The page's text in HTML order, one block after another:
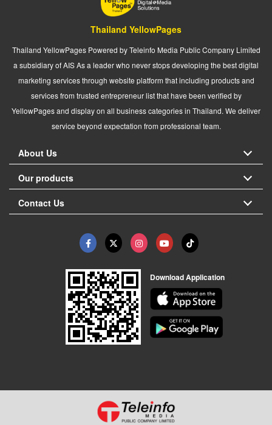
Thailand YellowPages
Thailand YellowPages Powered by Teleinfo Media Public Company Limited
a subsidiary of AIS As a leader who never stops developing the best digital
marketing services through website platform that including products and
services from trusted entrepreneur list that have been verified by
YellowPages and display on all business categories in Thailand. We deliver
service beyond expectation from professional team.
About Us
Our products
Contact Us
Download Application